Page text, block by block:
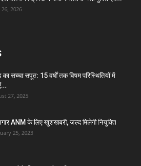
26, 2026
का सच्चा सपूत: 15 वर्षों तक विषम परिस्थितियों में
27, 2025
ANM के लिए खुशखबरी, जल्द मिलेगी नियुक्ति
25, 2023